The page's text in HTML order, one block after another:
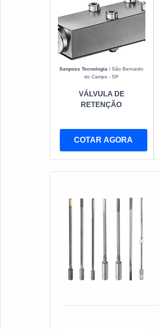
Sanposs Tecnologia / São Bernardo
do Campo - SP
VÁLVULA DE
RETENÇÃO
COTAR AGORA